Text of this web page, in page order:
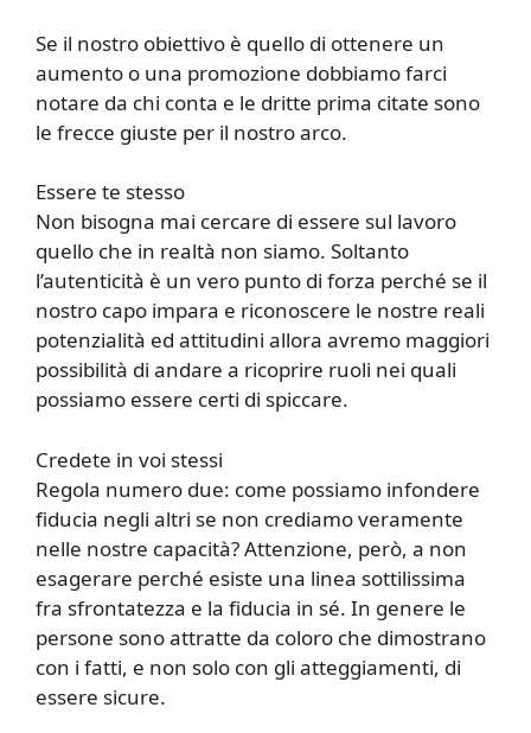
Se il nostro obiettivo è quello di ottenere un
aumento o una promozione dobbiamo farci
notare da chi conta e le dritte prima citate sono
le frecce giuste per il nostro arco.
Essere te stesso
Non bisogna mai cercare di essere sul lavoro
quello che in realtà non siamo. Soltanto
l’autenticità è un vero punto di forza perché se il
nostro capo impara e riconoscere le nostre reali
potenzialità ed attitudini allora avremo maggiori
possibilità di andare a ricoprire ruoli nei quali
possiamo essere certi di spiccare.
Credete in voi stessi
Regola numero due: come possiamo infondere
fiducia negli altri se non crediamo veramente
nelle nostre capacità? Attenzione, però, a non
esagerare perché esiste una linea sottilissima
fra sfrontatezza e la fiducia in sé. In genere le
persone sono attratte da coloro che dimostrano
con i fatti, e non solo con gli atteggiamenti, di
essere sicure.